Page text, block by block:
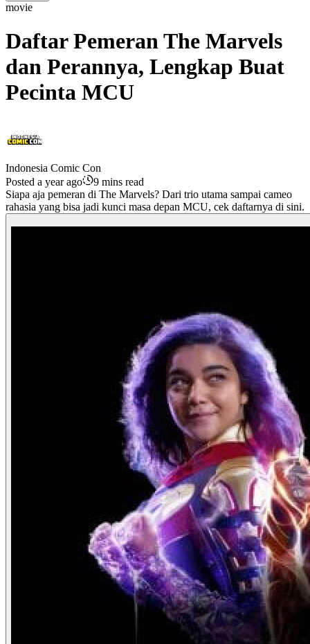
movie
Daftar Pemeran The Marvels
dan Perannya, Lengkap Buat
Pecinta MCU
Indonesia Comic Con
Posted a year ago
9 mins read
Siapa aja pemeran di The Marvels? Dari trio utama sampai cameo
rahasia yang bisa jadi kunci masa depan MCU, cek daftarnya di sini.